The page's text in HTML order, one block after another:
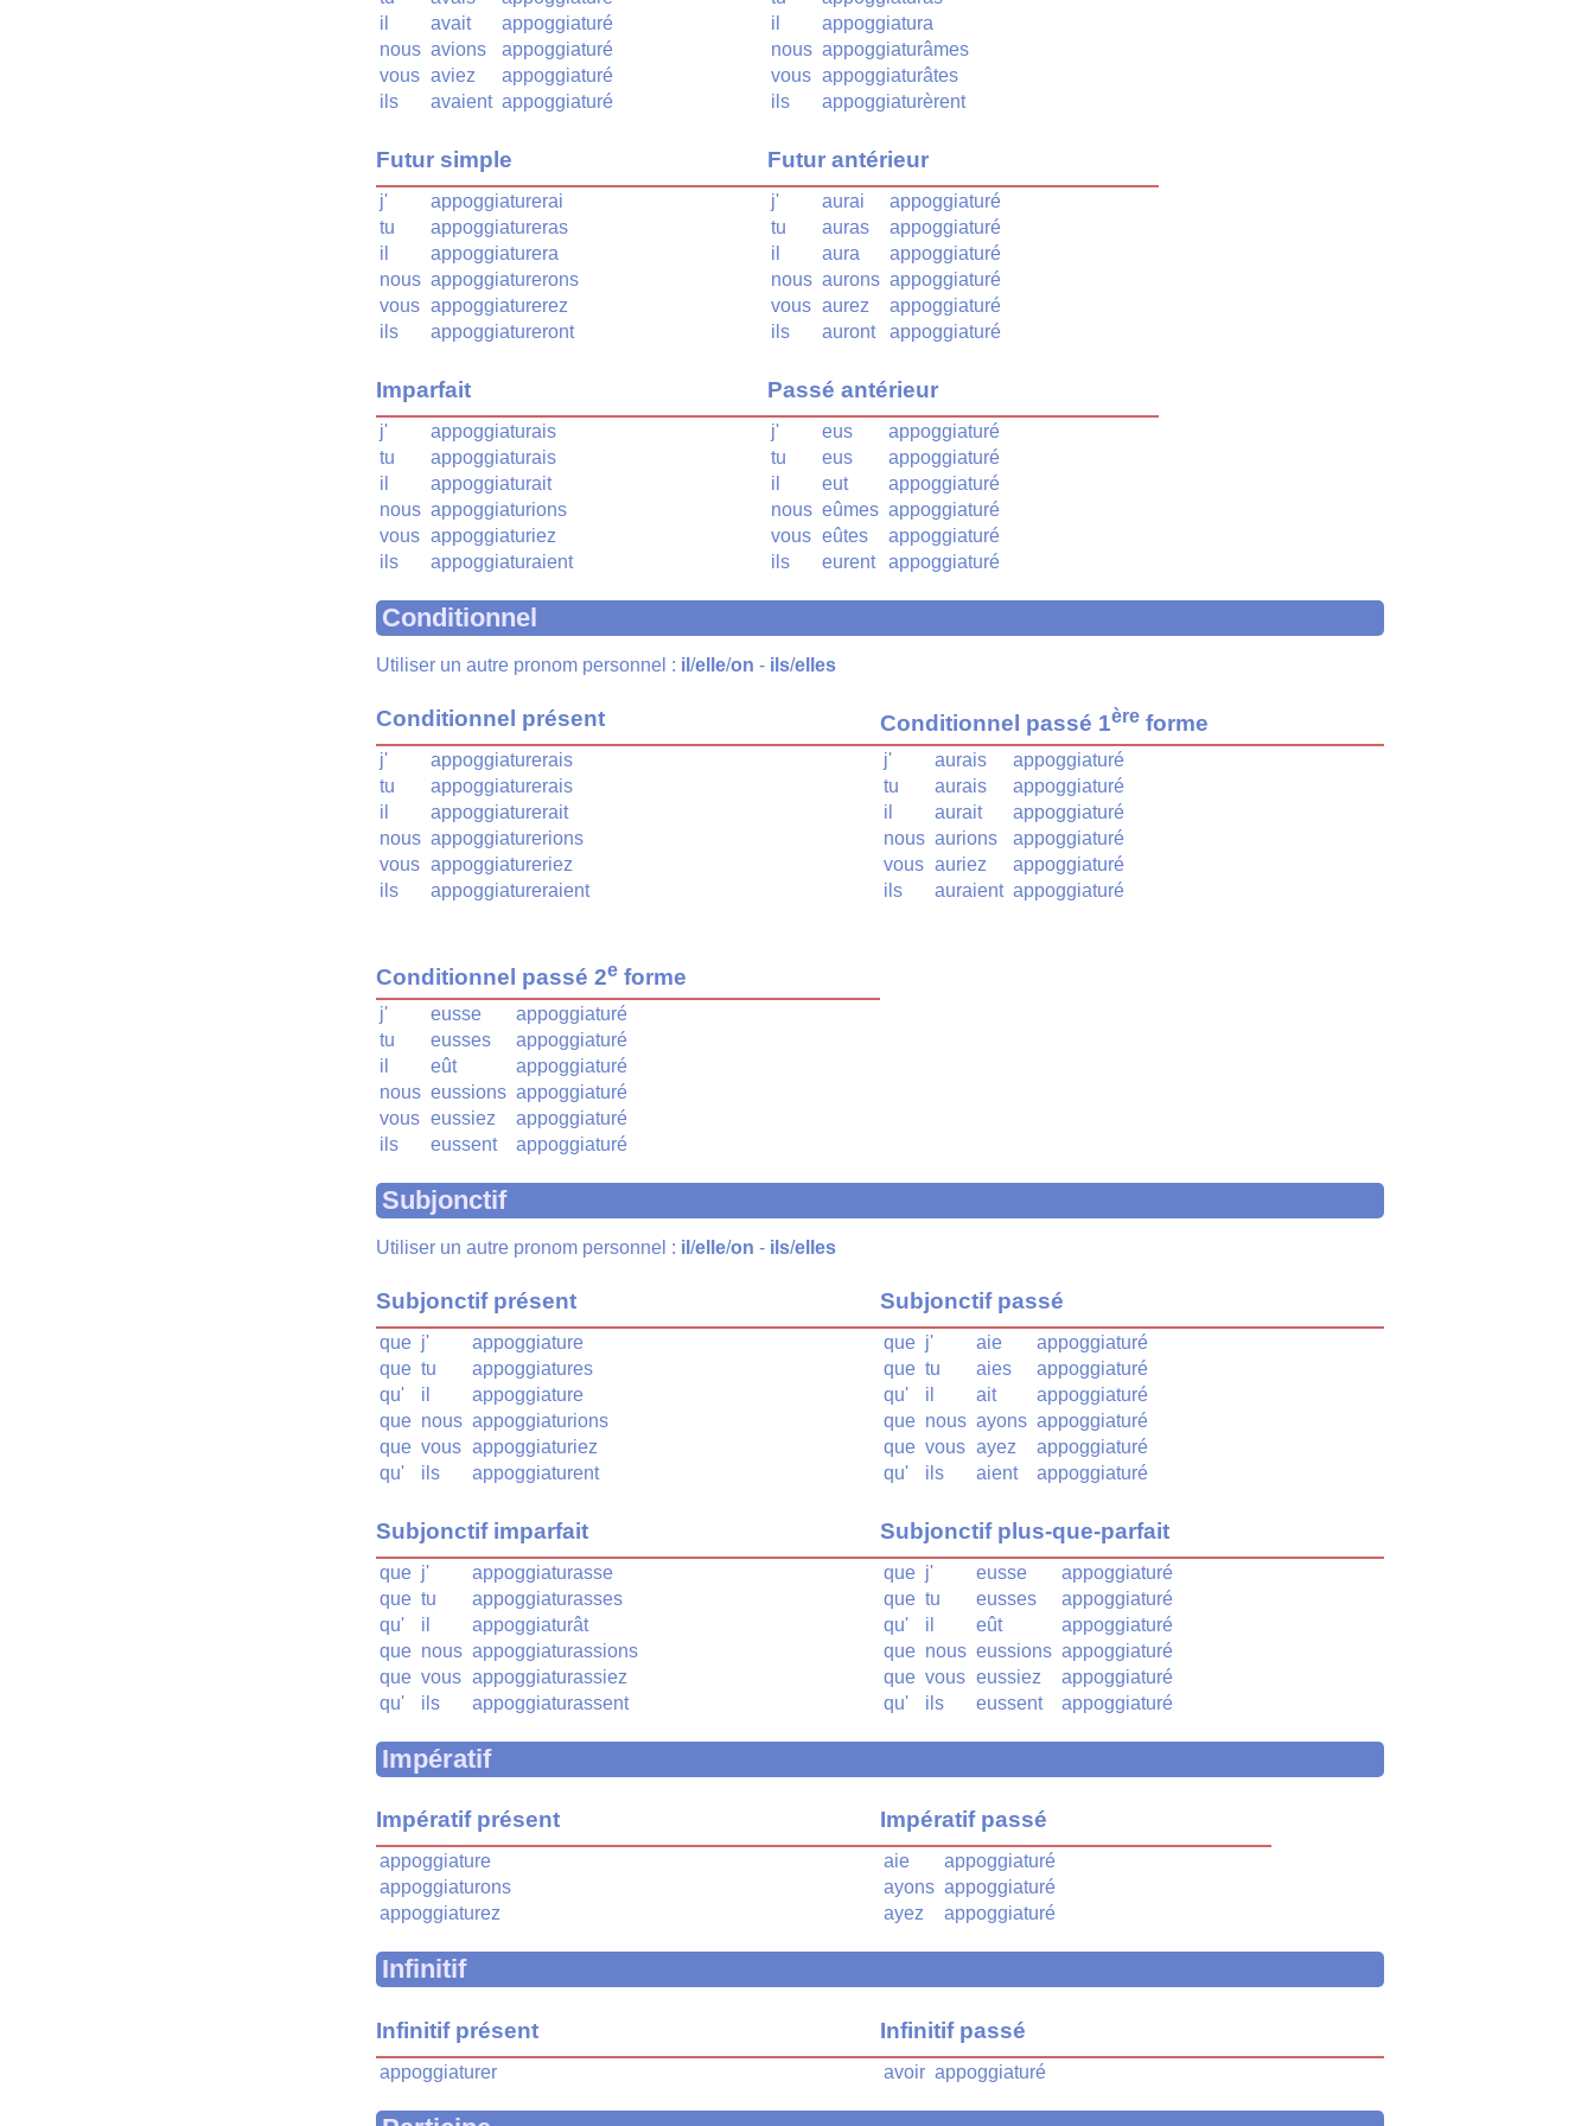
il
avait
appoggiaturé
nous avions
appoggiaturé
vous aviez
appoggiaturé
ils
avaient appoggiaturé
Futur simple
j'
appoggiaturerai
tu
appoggiatureras
il
appoggiaturera
nous appoggiaturerons
vous appoggiaturerez
ils
appoggiatureront
Imparfait
j'
appoggiaturais
tu
appoggiaturais
il
appoggiaturait
nous appoggiaturions
vous appoggiaturiez
ils
appoggiaturaient
il
appoggiatura
nous appoggiaturâmes
vous appoggiaturâtes
ils
appoggiaturèrent
Futur antérieur
j' aurai
appoggiaturé
tu
auras
appoggiaturé
il
aura
appoggiaturé
nous aurons appoggiaturé
vous aurez
appoggiaturé
ils
auront appoggiaturé
Passé antérieur
j' eus
appoggiaturé
tu
eus
appoggiaturé
il
eut
appoggiaturé
nous eûmes appoggiaturé
vous eûtes
appoggiaturé
ils
eurent appoggiaturé
Conditionnel
Utiliser un autre pronom personnel : il /elle/on - ils/elles
Conditionnel présent
j'
appoggiaturerais
tu
appoggiaturerais
il
appoggiaturerait
nous appoggiaturerions
vous appoggiatureriez
ils
appoggiatureraient
Conditionnel passé 1ère forme
j' aurais
appoggiaturé
tu
aurais
appoggiaturé
il
aurait
appoggiaturé
nous aurions
appoggiaturé
vous auriez
appoggiaturé
ils
auraient appoggiaturé
Conditionnel passé 2e forme
j' eusse
appoggiaturé
tu
eusses
appoggiaturé
il
eût
appoggiaturé
nous eussions appoggiaturé
vous eussiez
appoggiaturé
ils
eussent appoggiaturé
Subjonctif
Utiliser un autre pronom personnel : il /elle/on - ils/elles
Subjonctif présent
que j'
appoggiature
que tu
appoggiatures
qu'
il
appoggiature
que nous appoggiaturions
que vous appoggiaturiez
qu'
ils appoggiaturent
Subjonctif imparfait
que j'
appoggiaturasse
que tu
appoggiaturasses
qu'
il
appoggiaturât
que nous appoggiaturassions
que vous appoggiaturassiez
qu'
ils appoggiaturassent
Subjonctif passé
que j' aie
appoggiaturé
que tu aies
appoggiaturé
qu'
il ait
appoggiaturé
que nous ayons appoggiaturé
que vous ayez
appoggiaturé
qu'
ils aient appoggiaturé
Subjonctif plus-que-parfait
que j' eusse
appoggiaturé
que tu eusses
appoggiaturé
qu'
il eût
appoggiaturé
que nous eussions appoggiaturé
que vous eussiez
appoggiaturé
qu'
ils eussent appoggiaturé
Impératif
Impératif présent
appoggiature
appoggiaturons
appoggiaturez
Impératif passé
aie
appoggiaturé
ayons appoggiaturé
ayez
appoggiaturé
Infinitif
Infinitif présent
appoggiaturer
Infinitif passé
avoir appoggiaturé